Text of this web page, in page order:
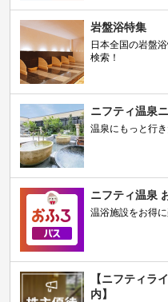
岩盤浴特集
日本全国の岩盤
検索！
ニフティ温泉
温泉にもっと行
ニフティ温泉
温浴施設をお得
【ニフティラ
内】